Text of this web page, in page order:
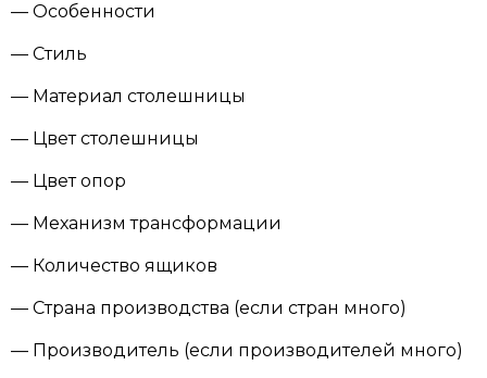
— Особенности
— Стиль
— Материал столешницы
— Цвет столешницы
— Цвет опор
— Механизм трансформации
— Количество ящиков
— Страна производства (если стран много)
— Производитель (если производителей много)